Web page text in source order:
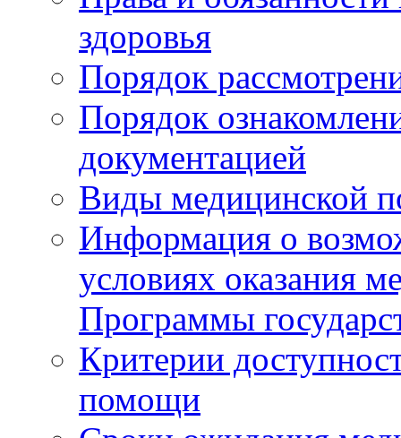
здоровья
Порядок
Порядок
документацией
Виды медицинской
Информация о
условиях оказания
Программы
Критерии
помощи